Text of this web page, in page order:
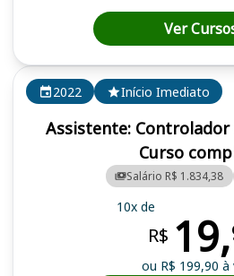
2022 Início Imediato
Assistente:
Curso
Salário R$ 1.834,38
10x de
R$ 19,
ou R$ 199,90 à
Ver